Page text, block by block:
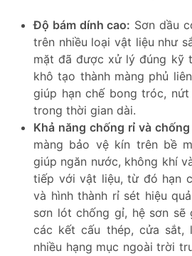
Độ bám dính cao: Sơn dầu
trên nhiều loại vật liệu như
mặt đã được xử lý đúng kỹ
khô tạo thành màng phủ
giúp hạn chế bong tróc,
trong thời gian dài.
Khả năng chống rỉ và
màng bảo vệ kín trên bề
giúp ngăn nước, không khí
tiếp với vật liệu, từ đó hạn
và hình thành rỉ sét hiệu
sơn lót chống gỉ, hệ sơn sẽ
các kết cấu thép, cửa sắt,
nhiều hạng mục ngoài trời